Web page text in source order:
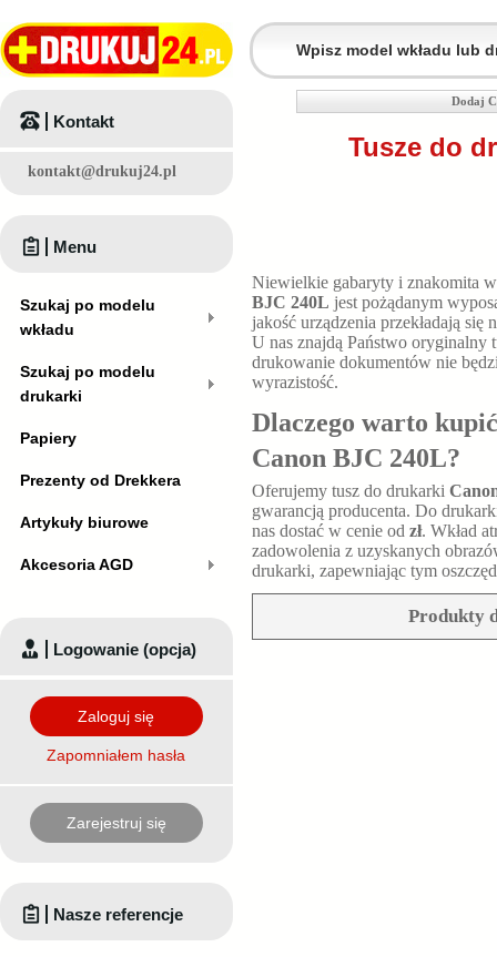
Dodaj
Tusze do
Niewielkie gabaryty i znakomita
BJC 240L jest pożądanym
jakość urządzenia przekładają
U nas znajdą Państwo oryginalny
drukowanie dokumentów nie
wyrazistość.
Dlaczego warto
Canon BJC 240L?
Oferujemy tusz do drukarki
gwarancją producenta. Do
nas dostać w cenie od zł. Wkład
zadowolenia z uzyskanych
drukarki, zapewniając tym
Produkty
Kontakt
kontakt@drukuj24.pl
Menu
Szukaj po modelu
wkładu
Szukaj po modelu
drukarki
Papiery
Prezenty od Drekkera
Artykuły biurowe
Akcesoria AGD
Logowanie (opcja)
Zaloguj się
Zapomniałem hasła
Zarejestruj się
Nasze referencje